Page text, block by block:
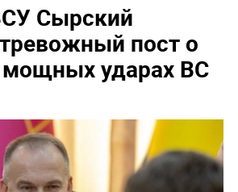
Сырский
пост о
мощных ударах ВС